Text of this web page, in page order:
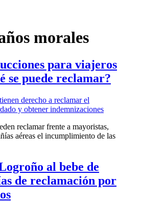
morales
para viajeros
se puede reclamar?
reclamar frente a mayoristas,
aéreas el incumplimiento de las
al bebe de
de reclamación por